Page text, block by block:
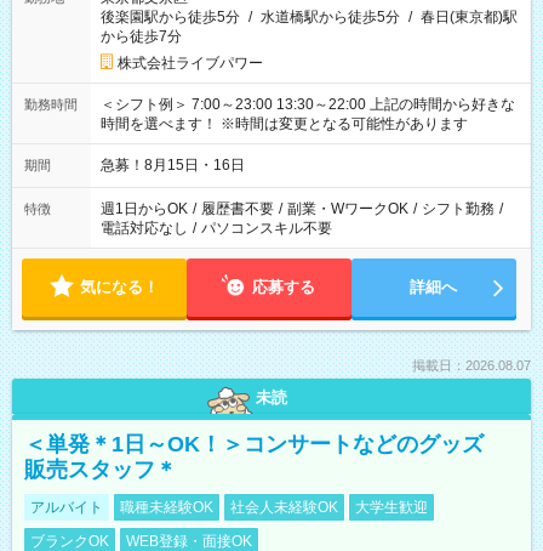
後楽園駅から徒歩5分 / 水道橋駅から徒歩5分 / 春日(東京都)駅
から徒歩7分
株式会社ライブパワー
勤務時間
＜シフト例＞ 7:00～23:00 13:30～22:00 上記の時間から好きな
時間を選べます！ ※時間は変更となる可能性があります
期間 急募！8月15日・16日
特徴 週1日からOK / 履歴書不要 / 副業・WワークOK / シフト勤務 /
電話対応なし / パソコンスキル不要
気になる！ 応募する 詳細へ
掲載日：2026.08.07
未読
＜単発＊1日～OK！＞コンサートなどのグッズ
販売スタッフ＊
アルバイト 職種未経験OK 社会人未経験OK
大学生歓迎
ブランクOK
WEB登録・面接OK